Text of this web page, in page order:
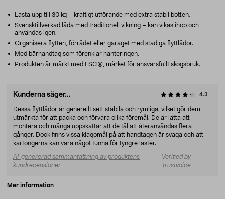
Lasta upp till 30 kg – kraftigt utförande med extra stabil botten.
Svensktillverkad låda med traditionell vikning – kan vikas ihop och
användas igen.
Organisera flytten, förrådet eller garaget med stadiga flyttlådor.
Med bärhandtag som förenklar hanteringen.
Produkten är märkt med FSC®, märket för ansvarsfullt skogsbruk.
Kunderna säger... 4.3
Dessa flyttlådor är generellt sett stabila och rymliga, vilket gör dem
utmärkta för att packa och förvara olika föremål. De är lätta att
montera och många uppskattar att de tål att återanvändas flera
gånger. Dock finns vissa klagomål på att handtagen är svaga och att
kartongerna kan vara något tunna för tyngre laster.
AI-genererad sammanfattning av produktens
kundrecensioner
Verified by
Trustvoice
Mer information